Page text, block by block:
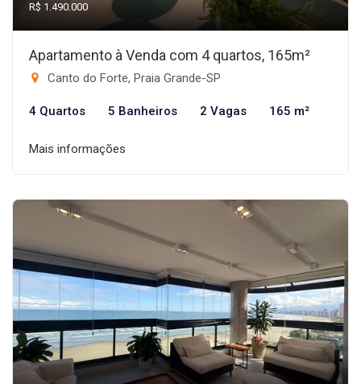
R$ 1.490.000
Apartamento à Venda com 4 quartos, 165m²
Canto do Forte, Praia Grande-SP
4 Quartos 5 Banheiros 2 Vagas 165 m²
Mais informações